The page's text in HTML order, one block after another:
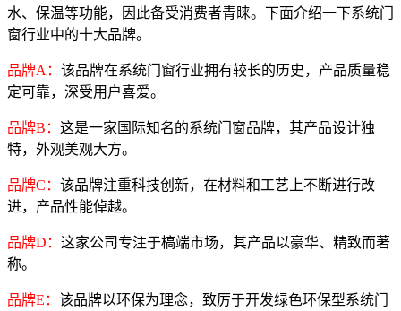
水、保温等功能，因此备受消费者青睐。下面介绍一下系统门
窗行业中的十大品牌。
品牌A： 该品牌在系统门窗行业拥有较长的历史，产品质量稳
定可靠，深受用户喜爱。
品牌B： 这是一家国际知名的系统门窗品牌，其产品设计独
特，外观美观大方。
品牌C： 该品牌注重科技创新，在材料和工艺上不断进行改
进，产品性能倬越。
品牌D： 这家公司专注于槁端市场，其产品以豪华、精致而著
称。
品牌E： 该品牌以环保为理念，致厉于开发绿色环保型系统门